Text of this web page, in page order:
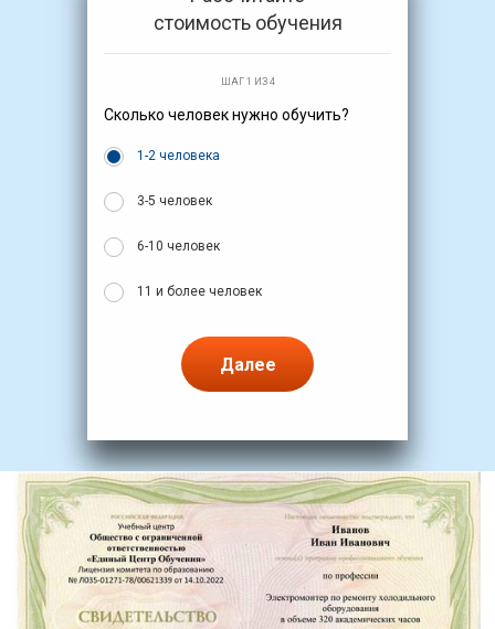
стоимость обучения
ШАГ 1 ИЗ 4
Сколько человек нужно обучить?
1-2 человека
3-5 человек
6-10 человек
11 и более человек
Далее